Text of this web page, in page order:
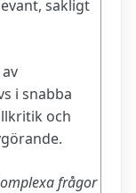
sakligt
i snabba
och
frågor